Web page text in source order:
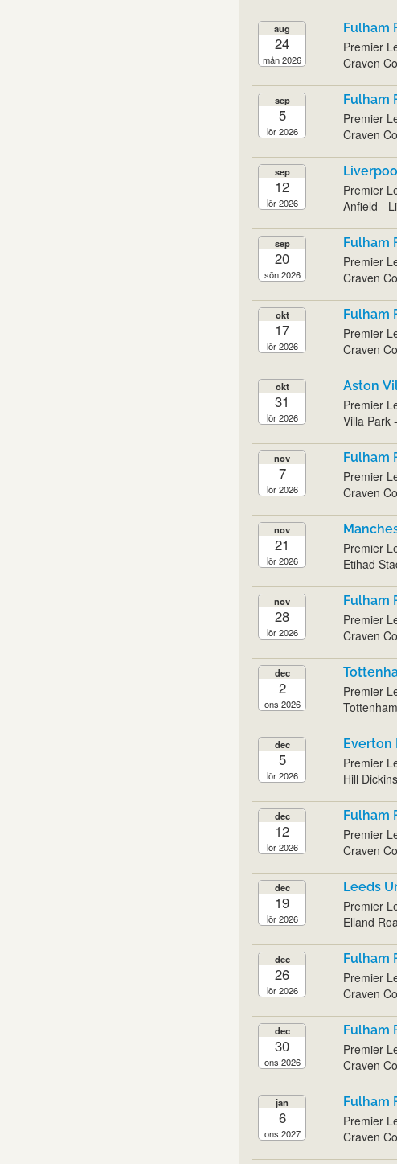
aug
24
mån 2026
Fulham
Premier
Craven
sep
5
lör 2026
Fulham
Premier
Craven
sep
12
lör 2026
Premier
Anfield -
sep
20
sön 2026
Fulham
Premier
Craven
okt
17
lör 2026
Fulham
Premier
Craven
okt
31
lör 2026
Aston
Premier
Villa Park
nov
7
lör 2026
Fulham
Premier
Craven
nov
21
lör 2026
Premier
Etihad
nov
28
lör 2026
Fulham
Premier
Craven
dec
2
ons 2026
Premier
dec
5
lör 2026
Everton
Premier
Hill
dec
12
lör 2026
Fulham
Premier
Craven
dec
19
lör 2026
Leeds
Premier
Elland
dec
26
lör 2026
Fulham
Premier
Craven
dec
30
ons 2026
Fulham
Premier
Craven
jan
6
ons 2027
Fulham
Premier
Craven